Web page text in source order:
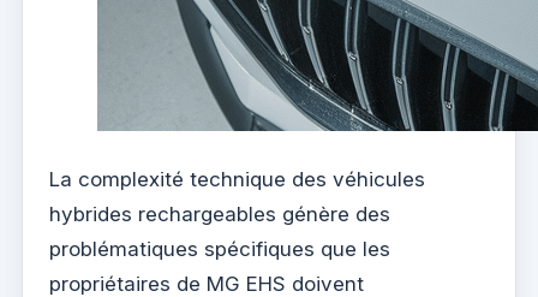
La complexité technique des véhicules
hybrides rechargeables génère des
problématiques spécifiques que les
propriétaires de MG EHS doivent